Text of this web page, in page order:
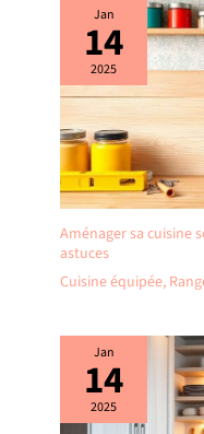
Jan
14
2025
Aménager sa cuisine
astuces
Cuisine équipée,
Jan
14
2025